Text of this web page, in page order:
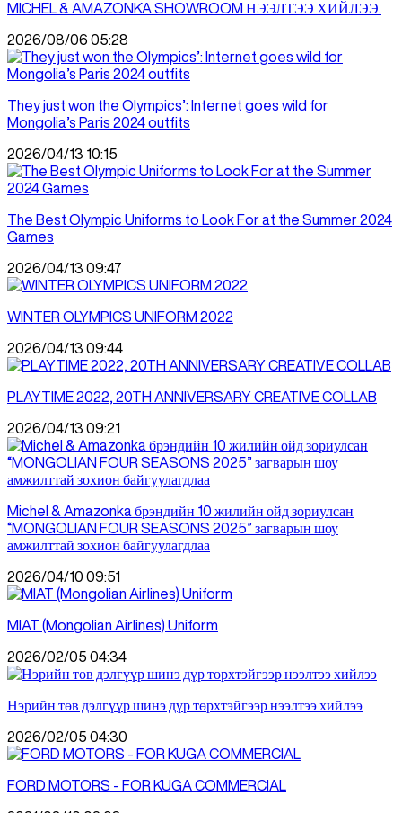
MICHEL & AMAZONKA SHOWROOM НЭЭЛТЭЭ ХИЙЛЭЭ.
2026/08/06 05:28
They just won the Olympics’: Internet goes wild for
Mongolia’s Paris 2024 outfits
2026/04/13 10:15
The Best Olympic Uniforms to Look For at the Summer 2024
Games
2026/04/13 09:47
WINTER OLYMPICS UNIFORM 2022
2026/04/13 09:44
PLAYTIME 2022, 20TH ANNIVERSARY CREATIVE COLLAB
2026/04/13 09:21
Michel & Amazonka брэндийн 10 жилийн ойд зориулсан
“MONGOLIAN FOUR SEASONS 2025” загварын шоу
амжилттай зохион байгуулагдлаа
2026/04/10 09:51
MIAT (Mongolian Airlines) Uniform
2026/02/05 04:34
Нэрийн төв дэлгүүр шинэ дүр төрхтэйгээр нээлтээ хийлээ
2026/02/05 04:30
FORD MOTORS - FOR KUGA COMMERCIAL